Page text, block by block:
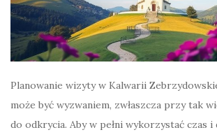
Planowanie wizyty w Kalwarii
może być wyzwaniem, zwłaszcza przy tak
do odkrycia. Aby w pełni wykorzystać czas i